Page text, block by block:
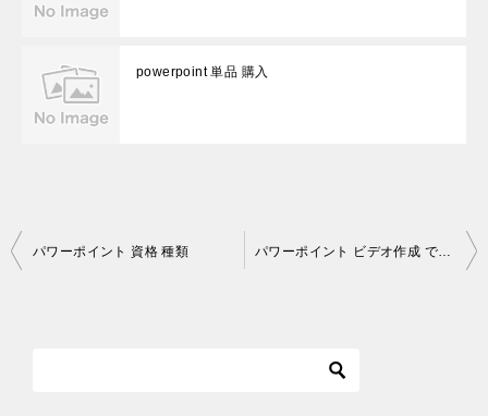
powerpoint 単品 購入
投
パワーポイント 資格 種類 パワーポイント ビデオ作成 できない